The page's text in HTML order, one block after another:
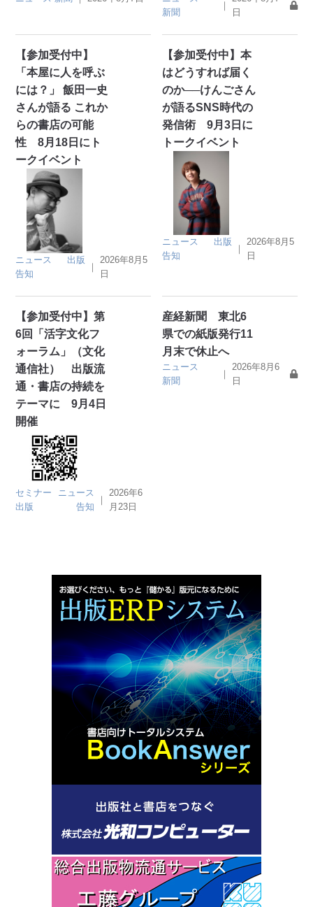
新聞
｜
日
【参加受付中】
「本屋に人を呼ぶ
には？」 飯田一史
さんが語る これか
らの書店の可能
性 8月18日にト
ークイベント
ニュース
出版
告知
｜
2026年8月5
日
【参加受付中】本
はどうすれば届く
のか──けんごさん
が語るSNS時代の
発信術 9月3日に
トークイベント
ニュース
出版
告知
｜
2026年8月5
日
【参加受付中】第
6回「活字文化フ
ォーラム」（文化
通信社） 出版流
通・書店の持続を
テーマに 9月4日
開催
セミナー
ニュース
出版
告知
｜
2026年6
月23日
産経新聞 東北6
県での紙版発行11
月末で休止へ
ニュース
新聞
｜
2026年8月6
日